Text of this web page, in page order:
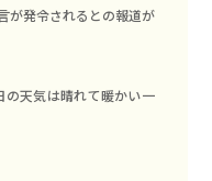
が発令されるとの報道が
の天気は晴れて暖かい一